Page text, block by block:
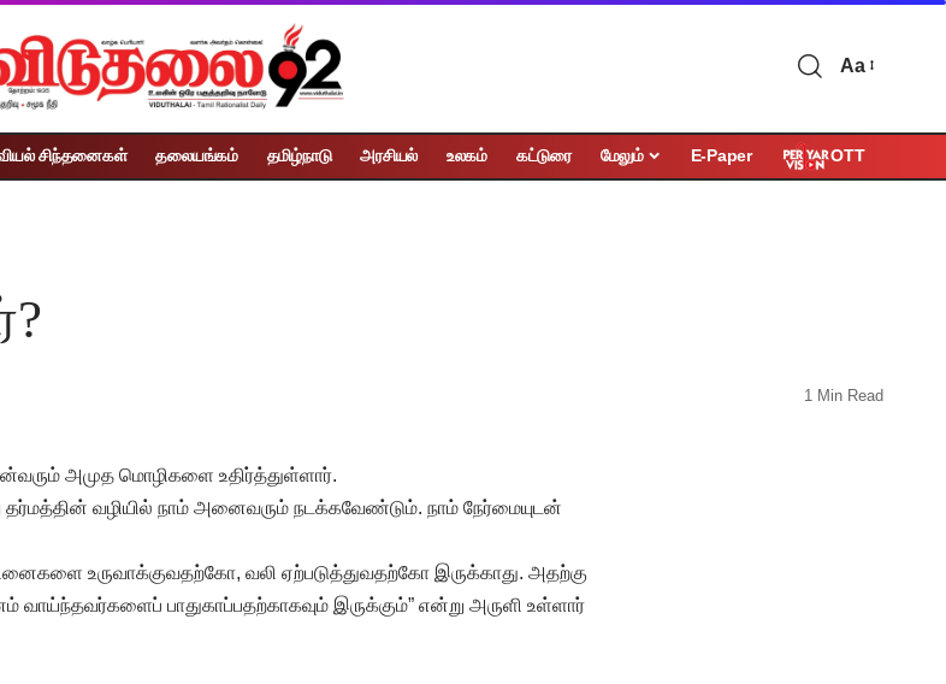
Aa
சிந்தனைகள் தலையங்கம் தமிழ்நாடு அரசியல் உலகம் கட்டுரை மேலும் E-Paper OTT
1 Min Read
அமுத மொழிகளை உதிர்த்துள்ளார்.
தர்மத்தின் வழியில் நாம் அனைவரும் நடக்கவேண்டும். நாம் நேர்மையுடன்
உருவாக்குவதற்கோ, வலி ஏற்படுத்துவதற்கோ இருக்காது. அதற்கு
வாய்ந்தவர்களைப் பாதுகாப்பதற்காகவும் இருக்கும்” என்று அருளி உள்ளார்